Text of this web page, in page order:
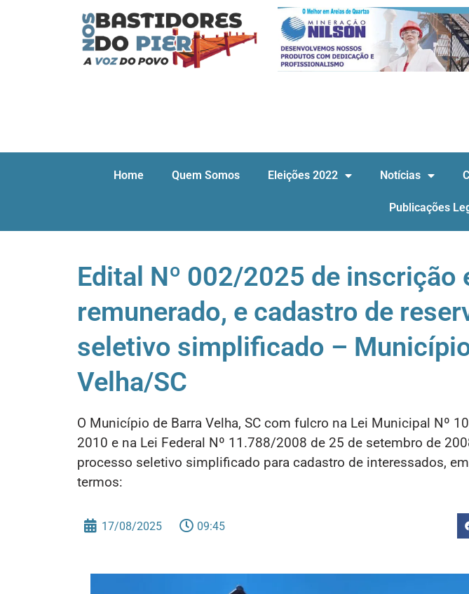
Home Quem Somos Eleições 2022 Notícias
Publicações
Edital Nº 002/2025 de inscrição
remunerado, e cadastro de
seletivo simplificado –
Velha/SC
O Município de Barra Velha, SC com fulcro na Lei Municipal Nº
2010 e na Lei Federal Nº 11.788/2008 de 25 de setembro de
processo seletivo simplificado para cadastro de interessados,
termos:
17/08/2025 09:45